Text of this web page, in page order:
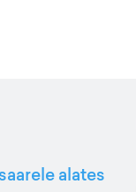
alates